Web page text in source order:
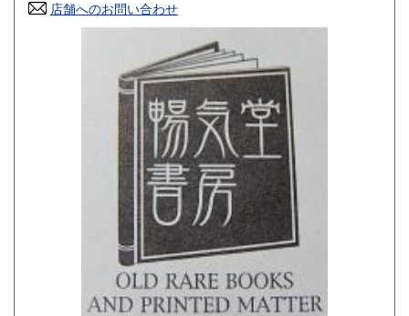
高知県
180円 長崎県
180円 大分県
180円 鹿児島県
180円
店舗へのお問い合わせ